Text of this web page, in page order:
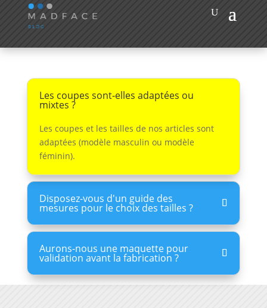
Les coupes sont-elles adaptées ou
mixtes ?
Les coupes et les tailles de nos articles sont
adaptées (modèle masculin ou modèle
féminin).
Disposez-vous d'un guide des
mesures pour le choix des tailles ?
Aurons-nous une maquette pour
validation avant la fabrication ?